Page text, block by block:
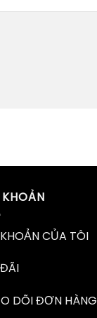
CỦA TÔI
DÕI ĐƠN HÀNG